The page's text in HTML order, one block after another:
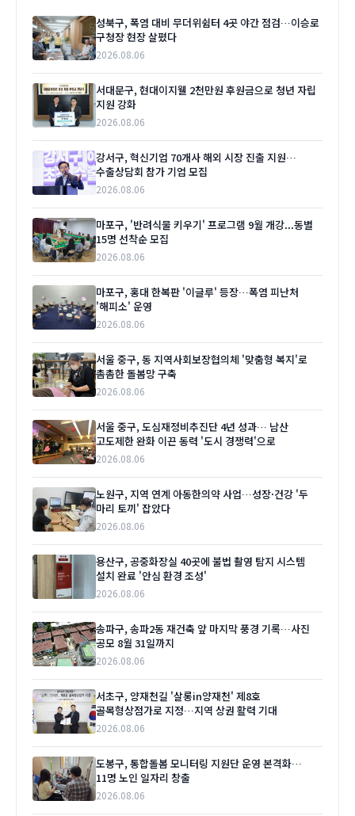
성북구, 폭염 대비 무더위쉼터 4곳 야간 점검…이승로
구청장 현장 살폈다
2026.08.06
서대문구, 현대이지웰 2천만원 후원금으로 청년 자립
지원 강화
2026.08.06
강서구, 혁신기업 70개사 해외 시장 진출 지원…
수출상담회 참가 기업 모집
2026.08.06
마포구, '반려식물 키우기' 프로그램 9월 개강...동별
15명 선착순 모집
2026.08.06
마포구, 홍대 한복판 '이글루' 등장…폭염 피난처
'해피소' 운영
2026.08.06
서울 중구, 동 지역사회보장협의체 '맞춤형 복지'로
촘촘한 돌봄망 구축
2026.08.06
서울 중구, 도심재정비추진단 4년 성과… 남산
고도제한 완화 이끈 동력 '도시 경쟁력'으로
2026.08.06
노원구, 지역 연계 아동한의약 사업…성장·건강 '두
마리 토끼' 잡았다
2026.08.06
용산구, 공중화장실 40곳에 불법 촬영 탐지 시스템
설치 완료 '안심 환경 조성'
2026.08.06
송파구, 송파2동 재건축 앞 마지막 풍경 기록…사진
공모 8월 31일까지
2026.08.06
서초구, 양재천길 '살롱in양재천' 제8호
골목형상점가로 지정…지역 상권 활력 기대
2026.08.06
도봉구, 통합돌봄 모니터링 지원단 운영 본격화…
11명 노인 일자리 창출
2026.08.06